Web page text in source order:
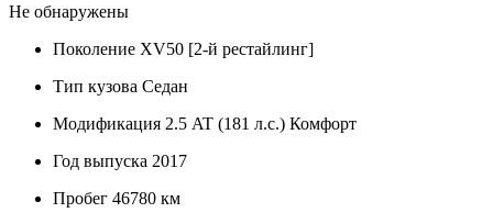
Не обнаружены
Поколение XV50 [2-й рестайлинг]
Тип кузова Седан
Модификация 2.5 AT (181 л.с.) Комфорт
Год выпуска 2017
Пробег 46780 км